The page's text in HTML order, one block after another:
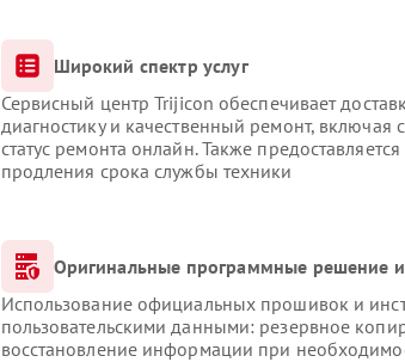
Широкий спектр услуг
Сервисный центр Trijicon обеспечивает
диагностику и качественный ремонт,
статус ремонта онлайн. Также
продления срока службы техники
Оригинальные программные решение
Использование официальных прошивок и
пользовательскими данными: резервное
восстановление информации при